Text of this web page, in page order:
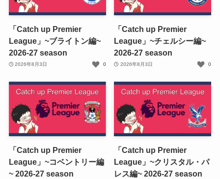
「Catch up Premier
League」~ブライトン編~
2026-27 season
2026年8月3日 0
「Catch up Premier
League」~チェルシー編~
2026-27 season
2026年8月3日 0
「Catch up Premier
League」~コベントリー編
~ 2026-27 season
「Catch up Premier
League」~クリスタル・パ
レス編~ 2026-27 season